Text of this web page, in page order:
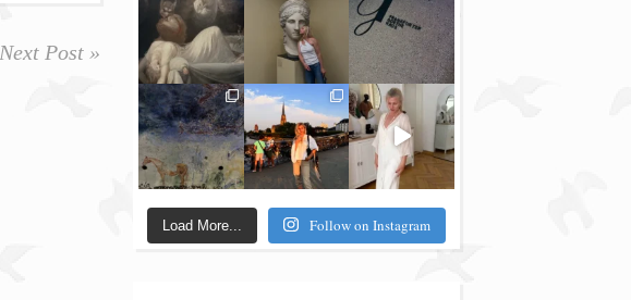
Next Post »
Load More... Follow on Instagram